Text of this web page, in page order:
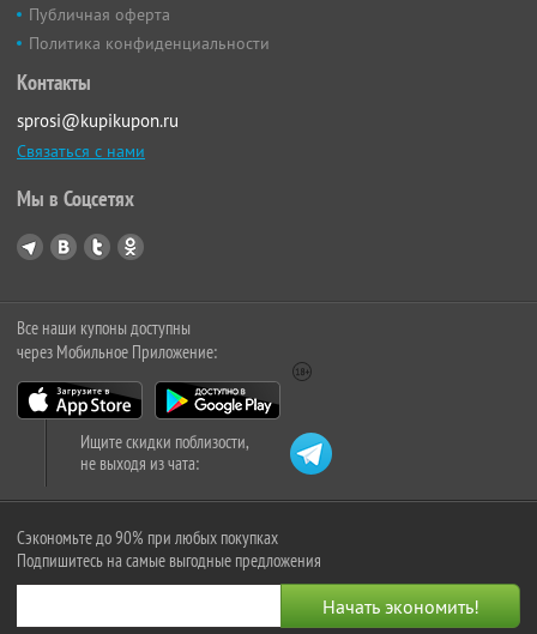
Публичная оферта
Политика конфиденциальности
Контакты
sprosi@kupikupon.ru
Связаться с нами
Мы в Соцсетях
Все наши купоны доступны
через Мобильное Приложение:
Ищите скидки поблизости,
не выходя из чата:
Сэкономьте до 90% при любых покупках
Подпишитесь на самые выгодные предложения